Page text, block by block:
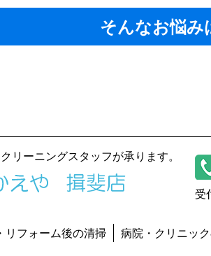
そんなお悩み
リーニングスタッフが承ります。
受
リフォーム後の清掃 病院・クリニッ